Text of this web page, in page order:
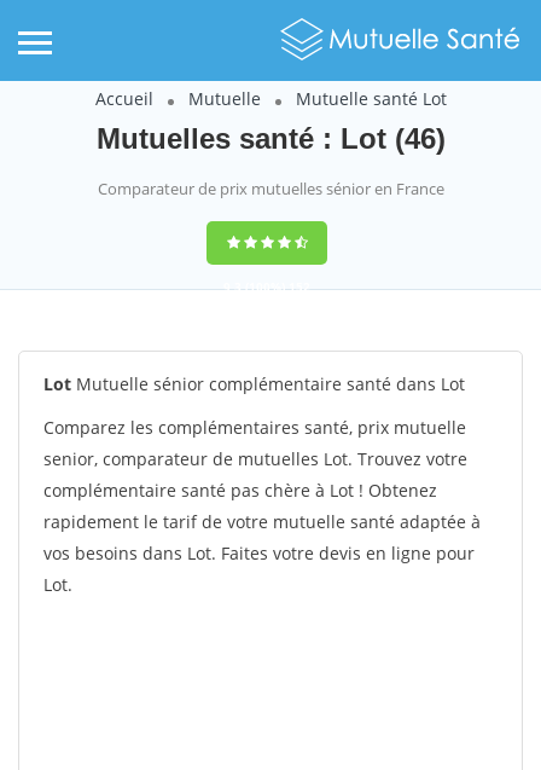
Accueil Mutuelle Mutuelle santé Lot
Mutuelles santé : Lot (46)
Comparateur de prix mutuelles sénior en France
9,3(100%)152
Lot Mutuelle sénior complémentaire santé dans Lot
Comparez les complémentaires santé, prix mutuelle
senior, comparateur de mutuelles Lot. Trouvez votre
complémentaire santé pas chère à Lot ! Obtenez
rapidement le tarif de votre mutuelle santé adaptée à
vos besoins dans Lot. Faites votre devis en ligne pour
Lot.